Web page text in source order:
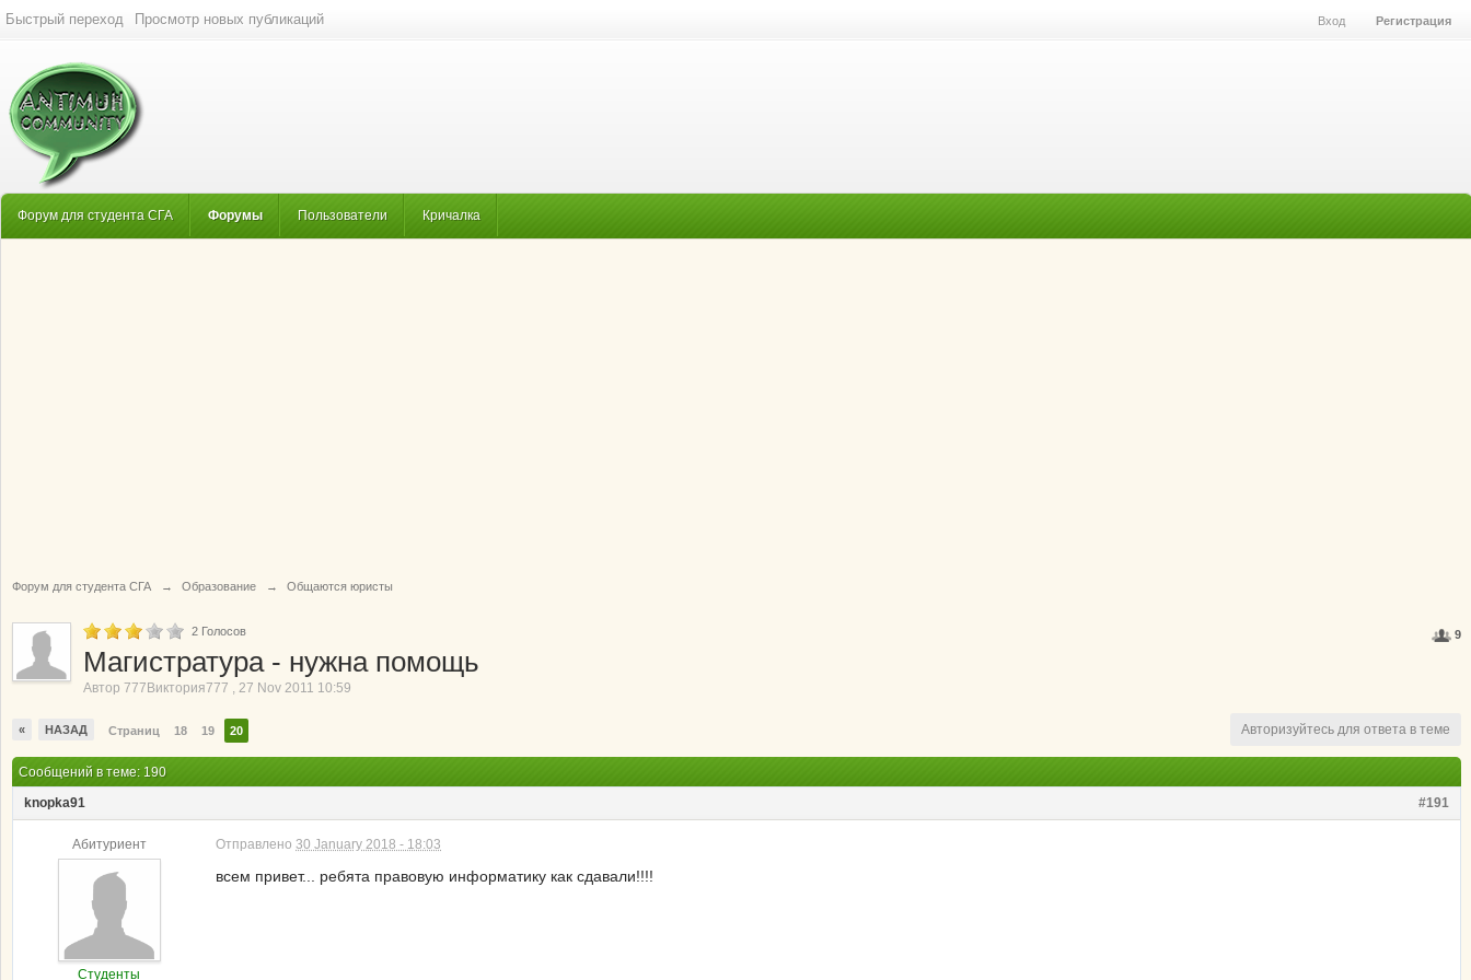
Быстрый переход Просмотр новых публикаций Вход Регистрация
Форум для студента СГА Форумы Пользователи Кричалка
Форум для студента СГА → Образование → Общаются юристы
9
2 Голосов
Магистратура - нужна помощь
Автор 777Виктория777 , 27 Nov 2011 10:59
« НАЗАД Страниц 18 19 20 Авторизуйтесь для ответа в теме
Сообщений в теме: 190
#191
knopka91
Абитуриент
Студенты
Отправлено 30 January 2018 - 18:03
всем привет... ребята правовую информатику как сдавали!!!!